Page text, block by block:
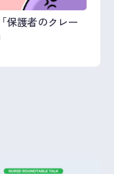
保護者のクレー